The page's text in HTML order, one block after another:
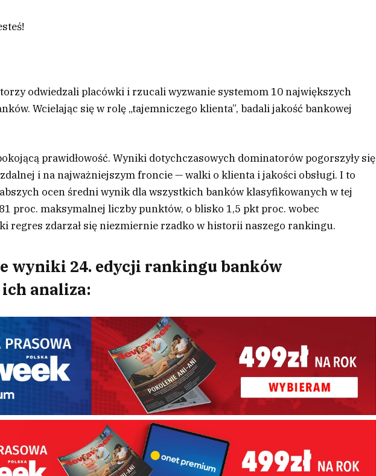
odwiedzali placówki i rzucali wyzwanie systemom 10 największych
Wcielając się w rolę „tajemniczego klienta”, badali jakość bankowej
prawidłowość. Wyniki dotychczasowych dominatorów pogorszyły się
i na najważniejszym froncie — walki o klienta i jakości obsługi. I to
ocen średni wynik dla wszystkich banków klasyfikowanych w tej
proc. maksymalnej liczby punktów, o blisko 1,5 pkt proc. wobec
regres zdarzał się niezmiernie rzadko w historii naszego rankingu.
wyniki 24. edycji rankingu banków
ich analiza: